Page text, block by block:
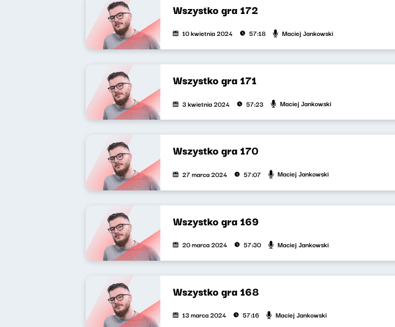
Wszystko gra 172
10 kwietnia 2024 57:18 Maciej Jankowski
Wszystko gra 171
3 kwietnia 2024 57:23 Maciej Jankowski
Wszystko gra 170
27 marca 2024 57:07 Maciej Jankowski
Wszystko gra 169
20 marca 2024 57:30 Maciej Jankowski
Wszystko gra 168
13 marca 2024 57:16 Maciej Jankowski